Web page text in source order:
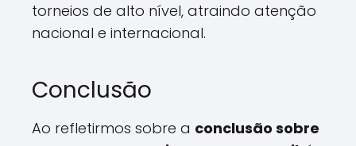
torneios de alto nível, atraindo atenção
nacional e internacional.
Conclusão
Ao refletirmos sobre a conclusão sobre